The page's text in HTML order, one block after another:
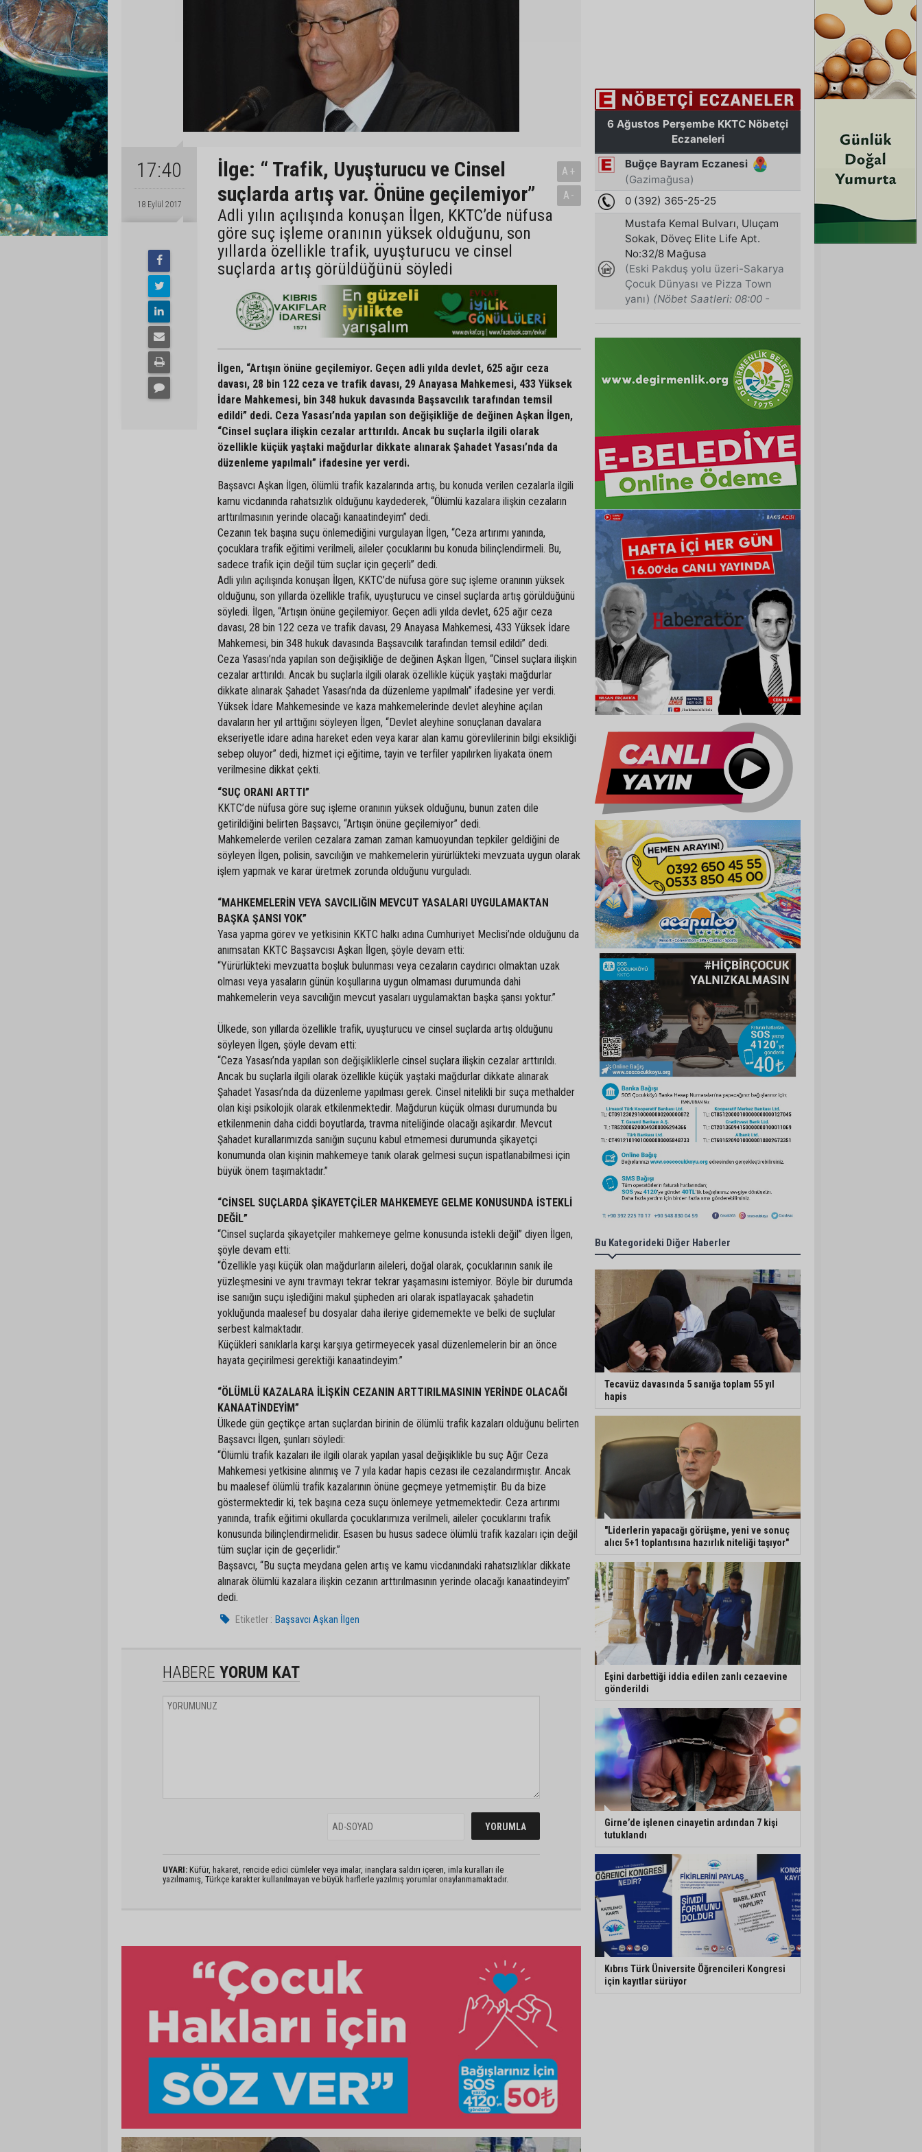
17:40
18 Eylül 2017
İlge: “ Trafik, Uyuşturucu ve Cinsel
suçlarda artış var. Önüne geçilemiyor”
Adli yılın açılışında konuşan İlgen, KKTC’de nüfusa
göre suç işleme oranının yüksek olduğunu, son
yıllarda özellikle trafik, uyuşturucu ve cinsel
suçlarda artış görüldüğünü söyledi
A+
A-
İlgen, “Artışın önüne geçilemiyor. Geçen adli yılda devlet, 625 ağır ceza
davası, 28 bin 122 ceza ve trafik davası, 29 Anayasa Mahkemesi, 433 Yüksek
İdare Mahkemesi, bin 348 hukuk davasında Başsavcılık tarafından temsil
edildi” dedi. Ceza Yasası’nda yapılan son değişikliğe de değinen Aşkan İlgen,
“Cinsel suçlara ilişkin cezalar arttırıldı. Ancak bu suçlarla ilgili olarak
özellikle küçük yaştaki mağdurlar dikkate alınarak Şahadet Yasası’nda da
düzenleme yapılmalı” ifadesine yer verdi.
Başsavcı Aşkan İlgen, ölümlü trafik kazalarında artış, bu konuda verilen cezalarla ilgili
kamu vicdanında rahatsızlık olduğunu kaydederek, “Ölümlü kazalara ilişkin cezaların
arttırılmasının yerinde olacağı kanaatindeyim” dedi.
Cezanın tek başına suçu önlemediğini vurgulayan İlgen, “Ceza artırımı yanında,
çocuklara trafik eğitimi verilmeli, aileler çocuklarını bu konuda bilinçlendirmeli. Bu,
sadece trafik için değil tüm suçlar için geçerli” dedi.
Adli yılın açılışında konuşan İlgen, KKTC’de nüfusa göre suç işleme oranının yüksek
olduğunu, son yıllarda özellikle trafik, uyuşturucu ve cinsel suçlarda artış görüldüğünü
söyledi. İlgen, “Artışın önüne geçilemiyor. Geçen adli yılda devlet, 625 ağır ceza
davası, 28 bin 122 ceza ve trafik davası, 29 Anayasa Mahkemesi, 433 Yüksek İdare
Mahkemesi, bin 348 hukuk davasında Başsavcılık tarafından temsil edildi” dedi.
Ceza Yasası’nda yapılan son değişikliğe de değinen Aşkan İlgen, “Cinsel suçlara ilişkin
cezalar arttırıldı. Ancak bu suçlarla ilgili olarak özellikle küçük yaştaki mağdurlar
dikkate alınarak Şahadet Yasası’nda da düzenleme yapılmalı” ifadesine yer verdi.
Yüksek İdare Mahkemesinde ve kaza mahkemelerinde devlet aleyhine açılan
davaların her yıl arttığını söyleyen İlgen, “Devlet aleyhine sonuçlanan davalara
ekseriyetle idare adına hareket eden veya karar alan kamu görevlilerinin bilgi eksikliği
sebep oluyor” dedi, hizmet içi eğitime, tayin ve terfiler yapılırken liyakata önem
verilmesine dikkat çekti.
“SUÇ ORANI ARTTI”
KKTC’de nüfusa göre suç işleme oranının yüksek olduğunu, bunun zaten dile
getirildiğini belirten Başsavcı, “Artışın önüne geçilemiyor” dedi.
Mahkemelerde verilen cezalara zaman zaman kamuoyundan tepkiler geldiğini de
söyleyen İlgen, polisin, savcılığın ve mahkemelerin yürürlükteki mevzuata uygun olarak
işlem yapmak ve karar üretmek zorunda olduğunu vurguladı.
“MAHKEMELERİN VEYA SAVCILIĞIN MEVCUT YASALARI UYGULAMAKTAN
BAŞKA ŞANSI YOK”
Yasa yapma görev ve yetkisinin KKTC halkı adına Cumhuriyet Meclisi’nde olduğunu da
anımsatan KKTC Başsavcısı Aşkan İlgen, şöyle devam etti:
“Yürürlükteki mevzuatta boşluk bulunması veya cezaların caydırıcı olmaktan uzak
olması veya yasaların günün koşullarına uygun olmaması durumunda dahi
mahkemelerin veya savcılığın mevcut yasaları uygulamaktan başka şansı yoktur.”
Ülkede, son yıllarda özellikle trafik, uyuşturucu ve cinsel suçlarda artış olduğunu
söyleyen İlgen, şöyle devam etti:
“Ceza Yasası’nda yapılan son değişikliklerle cinsel suçlara ilişkin cezalar arttırıldı.
Ancak bu suçlarla ilgili olarak özellikle küçük yaştaki mağdurlar dikkate alınarak
Şahadet Yasası’nda da düzenleme yapılması gerek. Cinsel nitelikli bir suça methalder
olan kişi psikolojik olarak etkilenmektedir. Mağdurun küçük olması durumunda bu
etkilenmenin daha ciddi boyutlarda, travma niteliğinde olacağı aşikardır. Mevcut
Şahadet kurallarımızda sanığın suçunu kabul etmemesi durumunda şikayetçi
konumunda olan kişinin mahkemeye tanık olarak gelmesi suçun ispatlanabilmesi için
büyük önem taşımaktadır.”
“CİNSEL SUÇLARDA ŞİKAYETÇİLER MAHKEMEYE GELME KONUSUNDA İSTEKLİ
DEĞİL”
“Cinsel suçlarda şikayetçiler mahkemeye gelme konusunda istekli değil” diyen İlgen,
şöyle devam etti:
“Özellikle yaşı küçük olan mağdurların aileleri, doğal olarak, çocuklarının sanık ile
yüzleşmesini ve aynı travmayı tekrar tekrar yaşamasını istemiyor. Böyle bir durumda
ise sanığın suçu işlediğini makul şüpheden ari olarak ispatlayacak şahadetin
yokluğunda maalesef bu dosyalar daha ileriye gidememekte ve belki de suçlular
serbest kalmaktadır.
Küçükleri sanıklarla karşı karşıya getirmeyecek yasal düzenlemelerin bir an önce
hayata geçirilmesi gerektiği kanaatindeyim.”
“ÖLÜMLÜ KAZALARA İLİŞKİN CEZANIN ARTTIRILMASININ YERİNDE OLACAĞI
KANAATİNDEYİM”
Ülkede gün geçtikçe artan suçlardan birinin de ölümlü trafik kazaları olduğunu belirten
Başsavcı İlgen, şunları söyledi:
“Ölümlü trafik kazaları ile ilgili olarak yapılan yasal değişiklikle bu suç Ağır Ceza
Mahkemesi yetkisine alınmış ve 7 yıla kadar hapis cezası ile cezalandırmıştır. Ancak
bu maalesef ölümlü trafik kazalarının önüne geçmeye yetmemiştir. Bu da bize
göstermektedir ki, tek başına ceza suçu önlemeye yetmemektedir. Ceza artırımı
yanında, trafik eğitimi okullarda çocuklarımıza verilmeli, aileler çocuklarını trafik
konusunda bilinçlendirmelidir. Esasen bu husus sadece ölümlü trafik kazaları için değil
tüm suçlar için de geçerlidir.”
Başsavcı, “Bu suçta meydana gelen artış ve kamu vicdanındaki rahatsızlıklar dikkate
alınarak ölümlü kazalara ilişkin cezanın arttırılmasının yerinde olacağı kanaatindeyim”
dedi.
Etiketler : Başsavcı Aşkan İlgen
HABERE YORUM KAT
UYARI: Küfür, hakaret, rencide edici cümleler veya imalar, inançlara saldırı içeren, imla kuralları ile
yazılmamış, Türkçe karakter kullanılmayan ve büyük harflerle yazılmış yorumlar onaylanmamaktadır.
Bu Kategorideki Diğer Haberler
Tecavüz davasında 5 sanığa toplam 55 yıl
hapis
"Liderlerin yapacağı görüşme, yeni ve sonuç
alıcı 5+1 toplantısına hazırlık niteliği taşıyor"
Eşini darbettiği iddia edilen zanlı cezaevine
gönderildi
Girne’de işlenen cinayetin ardından 7 kişi
tutuklandı
Kıbrıs Türk Üniversite Öğrencileri Kongresi
için kayıtlar sürüyor